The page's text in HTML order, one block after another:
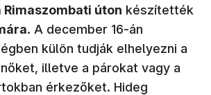
úton készítették
. A december 16-án
külön tudják elhelyezni a
illetve a párokat vagy a
érkezőket. Hideg